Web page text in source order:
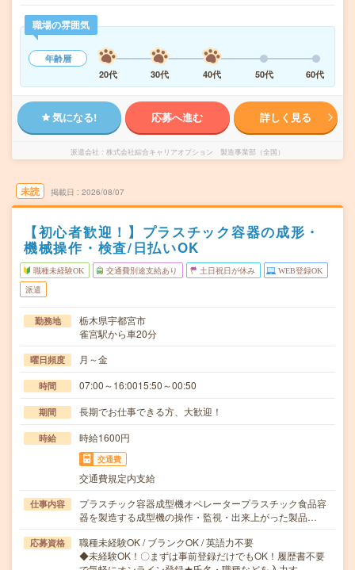
職場の雰囲気
年齢層
20代
30代 40代 50代 60代
気になる! 応募へ進む 詳しく見る
派遣会社 株式会社綜合キャリアオプション 製造事業部（全国）
未読 掲載日 2026/08/07
【初心者歓迎！】プラスチック容器の成形・
機械操作・検査/日払いOK
職種未経験OK 交通費別途支給あり 土日祝日が休み WEB登録OK
派遣
勤務地
栃木県宇都宮市
雀宮駅から車20分
曜日頻度 月～金
時間 07:00～16:0015:50～00:50
期間 長期でお仕事できる方、大歓迎！
時給 時給1600円
交通費
交通費規定内支給
仕事内容
プラスチック容器成型機オペレータープラスチック食品容
器を製造する成型機の操作・監視・出来上がった製品…
応募資格
職種未経験OK / ブランクOK / 英語力不要
◆未経験OK！〇まずは事前登録だけでもOK！履歴書不要